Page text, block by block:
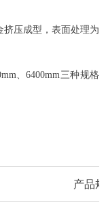
挤压成型，表面处理为
、6400mm三种规格
产品规